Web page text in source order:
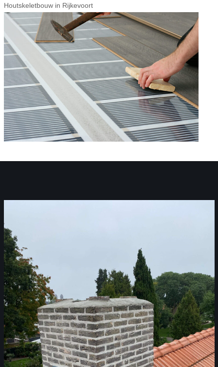
Houtskeletbouw in Rijkevoort